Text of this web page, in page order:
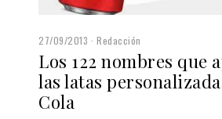
27/09/2013 Redacción
Los 122 nombres que
las latas
Cola